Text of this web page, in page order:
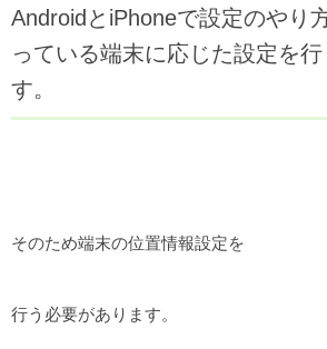
AndroidとiPhoneで設定のやり
っている端末に応じた設定を
す。
そのため端末の位置情報設定を
行う必要があります。